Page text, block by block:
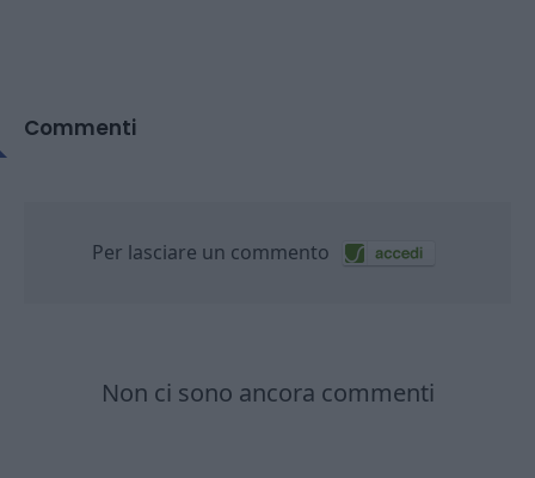
Commenti